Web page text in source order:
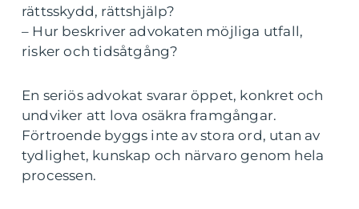
rättsskydd, rättshjälp?
– Hur beskriver advokaten möjliga utfall,
risker och tidsåtgång?
En seriös advokat svarar öppet, konkret och
undviker att lova osäkra framgångar.
Förtroende byggs inte av stora ord, utan av
tydlighet, kunskap och närvaro genom hela
processen.